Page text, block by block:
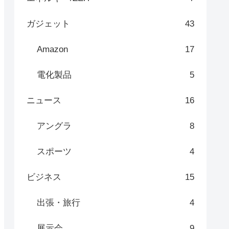
ガジェット 43
Amazon 17
電化製品 5
ニュース 16
アングラ 8
スポーツ 4
ビジネス 15
出張・旅行 4